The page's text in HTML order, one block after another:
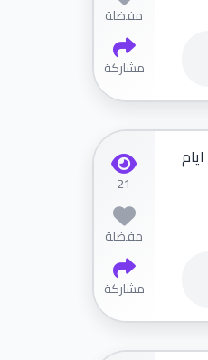
مفضلة
مشاركة
ايام
21
مفضلة
مشاركة